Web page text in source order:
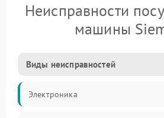
Неисправности
машины
Виды неисправностей
Электроника